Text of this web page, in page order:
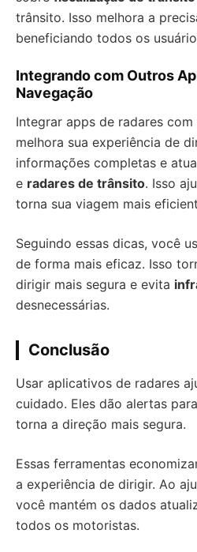
trânsito. Isso melhora a
beneficiando todos os
Integrando com Outros
Navegação
Integrar apps de radares
melhora sua experiência de
informações completas e
e radares de trânsito. Isso
torna sua viagem mais
Seguindo essas dicas, você
de forma mais eficaz. Isso
dirigir mais segura e evita
desnecessárias.
Conclusão
Usar aplicativos de radares
cuidado. Eles dão alertas
torna a direção mais segura.
Essas ferramentas
a experiência de dirigir. Ao
você mantém os dados
todos os motoristas.